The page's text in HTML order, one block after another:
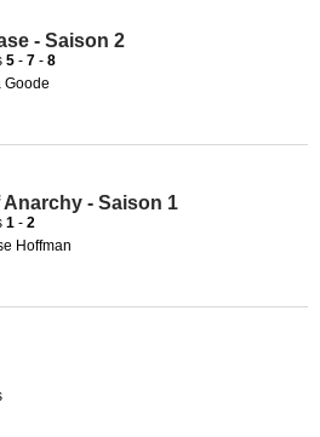
- Saison 2
5 - 7 - 8
Goode
- Saison 1
1 - 2
Hoffman